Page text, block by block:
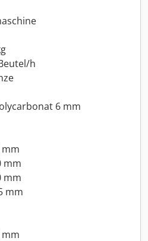
h
6 mm
mm
mm
mm
mm
mm